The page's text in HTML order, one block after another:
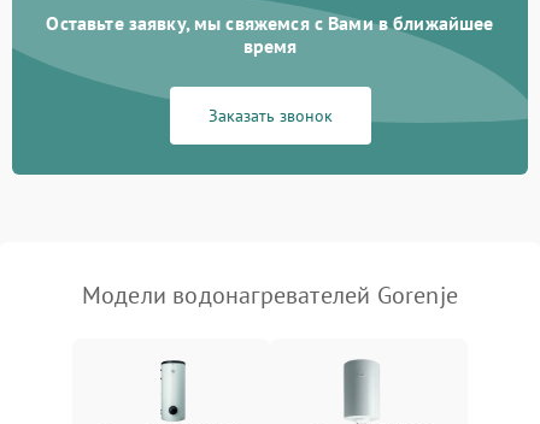
Оставьте заявку, мы свяжемся с Вами в ближайшее
время
Заказать звонок
Модели водонагревателей Gorenje